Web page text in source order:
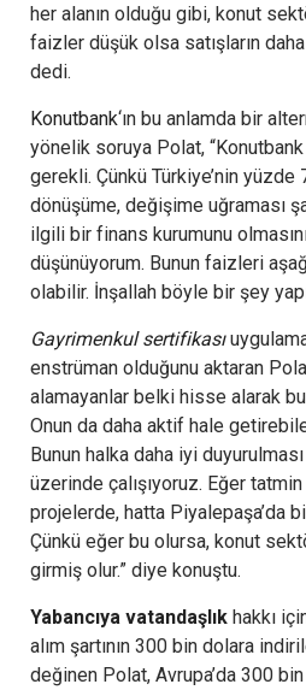
her alanın olduğu gibi, konut
faizler düşük olsa satışların
dedi.
Konutbank‘ın bu anlamda bir
yönelik soruya Polat, “Konutbank
gerekli. Çünkü Türkiye’nin yüzde
dönüşüme, değişime uğraması
ilgili bir finans kurumunu
düşünüyorum. Bunun faizleri
olabilir. İnşallah böyle bir şey
Gayrimenkul sertifikası
enstrüman olduğunu aktaran
alamayanlar belki hisse alarak
Onun da daha aktif hale
Bunun halka daha iyi
üzerinde çalışıyoruz. Eğer
projelerde, hatta Piyalepaşa’da
Çünkü eğer bu olursa, konut
girmiş olur.” diye konuştu.
Yabancıya vatandaşlık hakkı
alım şartının 300 bin dolara
değinen Polat, Avrupa’da 300